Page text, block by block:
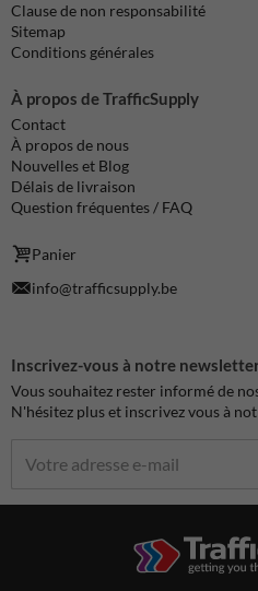
Clause de non responsabilité
Sitemap
Conditions générales
À propos de TrafficSupply
Contact
À propos de nous
Nouvelles et Blog
Délais de livraison
Question fréquentes / FAQ
Panier
info@trafficsupply.be
Inscrivez-vous à notre
Vous souhaitez rester informé de
N'hésitez plus et inscrivez vous à